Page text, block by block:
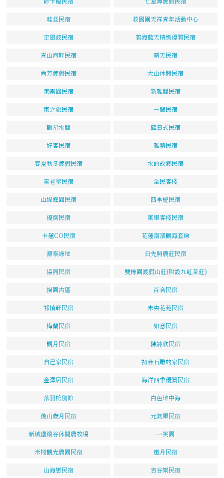
哇旦民宿 救國團天祥青年活動中心
定風波民宿 碧海藍天精緻優質民宿
青山河畔民宿 晴天民宿
尚芳渡假民宿 大山休閒民宿
家樂園民宿 新雅閣民宿
東之旅民宿 一間民宿
觀星水閣 藍日式民宿
好客民宿 雅築民宿
春夏秋冬渡假民宿 水的故鄉民宿
秦老爹民宿 全民客棧
山緹庭園民宿 四季遊民宿
優齋民宿 東里客棧民宿
卡蓮CO民宿 花蓮南濱觀海套房
源泰綠地 日先照農莊民宿
協同民宿 雙橡園渡假山莊(附設九虹茶莊)
福園古厝 百合民宿
祁楨軒民宿 未央花苑民宿
梅蘭民宿 如意民宿
觀月民宿 陳詩欣民宿
自己家民宿 初音石雕的家民宿
金澤居民宿 海洋四季優質民宿
落羽松別館 白色地中海
後山歲月民宿 元氣屋民宿
新城堡縱谷休閒農牧場 一笑園
米棧觀光農園民宿 邀月民宿
山海戀民宿 吉谷樂民宿